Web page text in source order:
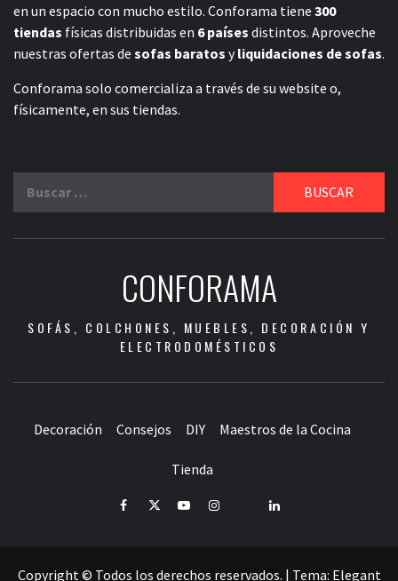
en un espacio con mucho estilo. Conforama tiene 300
tiendas físicas distribuidas en 6 países distintos. Aproveche
nuestras ofertas de sofas baratos yliquidaciones de sofas.
Conforama solo comercializa a través de su website o,
físicamente, en sus tiendas.
CONFORAMA
SOFÁS, COLCHONES, MUEBLES, DECORACIÓN Y
ELECTRODOMÉSTICOS
Decoración Consejos DIY Maestros de la Cocina
Tienda
FacebookTwitterYoutubeInstagramPinterestLinkedIn
Copyright © Todos los derechos reservados. | Tema: Elegant